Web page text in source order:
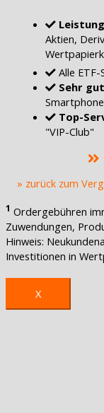
Aktien,
Alle ETF-
Sehr
Top-
"VIP-Club"
» zurück zum
1 Ordergebühren
Zuwendungen,
Hinweis:
Investitionen in
X